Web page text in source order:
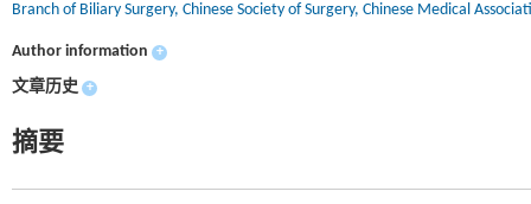
Branch of Biliary Surgery, Chinese Society of Surgery, Chinese Medical
Author information +
文章历史 +
摘要